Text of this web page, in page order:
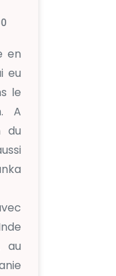
en
eu
le
A
du
au